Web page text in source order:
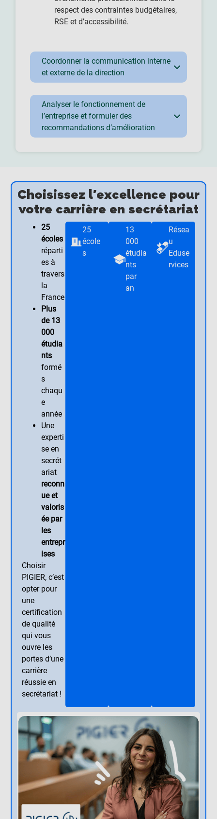
respect des contraintes budgétaires,
RSE et d’accessibilité.
Coordonner la communication interne
et externe de la direction
Analyser le fonctionnement de
l’entreprise et formuler des
recommandations d’amélioration
Choisissez l'excellence pour
votre carrière en secrétariat
25
écoles
réparti
es à
travers
la
France
Plus
de 13
000
étudia
nts
formé
s
chaqu
e
année
Une
experti
se en
secrét
ariat
reconn
ue et
valoris
ée par
les
entrepr
ises
Choisir
PIGIER, c’est
opter pour
une
certification
de qualité
qui vous
ouvre les
portes d’une
carrière
réussie en
secrétariat !
25
école
s
13
000
étudia
nts
par
an
Résea
u
Eduse
rvices